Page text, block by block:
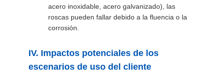
acero inoxidable, acero galvanizado), las
roscas pueden fallar debido a la fluencia o la
corrosión.
IV. Impactos potenciales de los
escenarios de uso del cliente